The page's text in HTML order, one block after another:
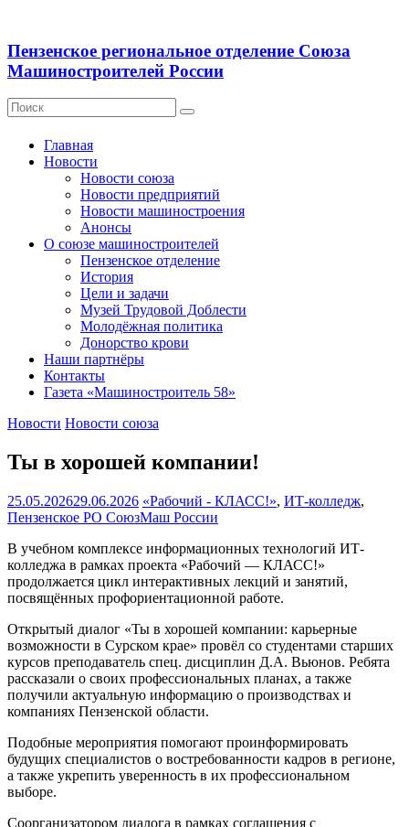
Пензенское региональное отделение Союза
Машиностроителей России
Главная
Новости
Новости союза
Новости предприятий
Новости машиностроения
Анонсы
О союзе машиностроителей
Пензенское отделение
История
Цели и задачи
Музей Трудовой Доблести
Молодёжная политика
Донорство крови
Наши партнёры
Контакты
Газета «Машиностроитель 58»
Новости Новости союза
Ты в хорошей компании!
25.05.202629.06.2026 «Рабочий - КЛАСС!», ИТ-колледж,
Пензенское РО СоюзМаш России
В учебном комплексе информационных технологий ИТ-
колледжа в рамках проекта «Рабочий — КЛАСС!»
продолжается цикл интерактивных лекций и занятий,
посвящённых профориентационной работе.
Открытый диалог «Ты в хорошей компании: карьерные
возможности в Сурском крае» провёл со студентами старших
курсов преподаватель спец. дисциплин Д.А. Вьюнов. Ребята
рассказали о своих профессиональных планах, а также
получили актуальную информацию о производствах и
компаниях Пензенской области.
Подобные мероприятия помогают проинформировать
будущих специалистов о востребованности кадров в регионе,
а также укрепить уверенность в их профессиональном
выборе.
Соорганизатором диалога в рамках соглашения с